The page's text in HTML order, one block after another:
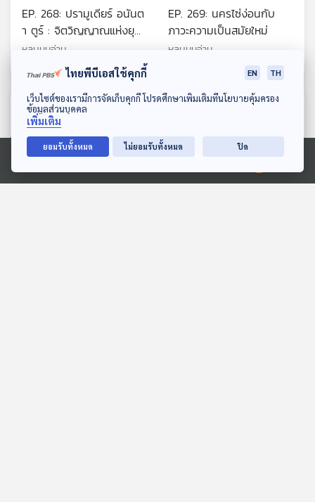
ดาวน์โหลด Thai PBS Podcast Application
Ⓒ 2020 องค์การกระจายเสียงและแพร่ภาพสาธารณะแห่งประเทศไทย
EP. 268: ปรามูเดียร์ อนันต
า ตูร์ : จิตวิญญาณแห่งยุค
สมัยของอินโดนีเซีย
หลบมุมอ่าน
EP. 269: นครไซ่ง่อนกับ
ภาวะความเป็นสมัยใหม่
หลบมุมอ่าน
ตอนที่เกี่ยวข้อง
ไทยพีบีเอสใช้คุกกี้ EN TH
เว็บไซต์ของเรามีการจัดเก็บคุกกี้ โปรดศึกษาเพิ่มเติมที่นโยบายคุ้มครอง
ข้อมูลส่วนบุคคล
เพิ่มเติม
ยอมรับทั้งหมด ไม่ยอมรับทั้งหมด ปิด